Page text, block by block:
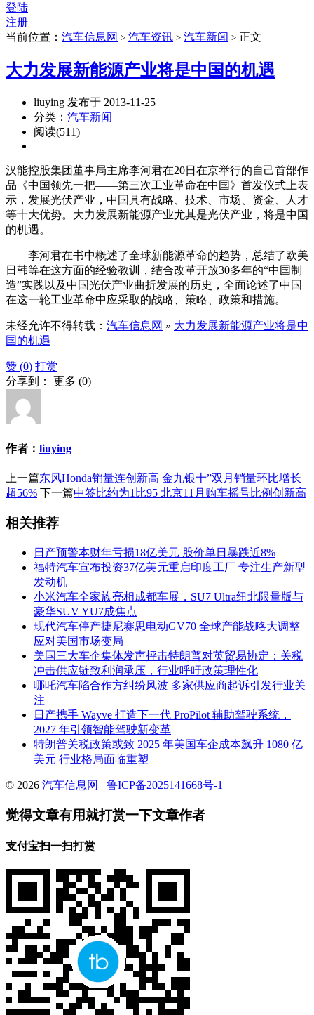
登陆
注册
当前位置： 汽车信息网 > 汽车资讯 > 汽车新闻 > 正文
大力发展新能源产业将是中国的机遇
liuying 发布于 2013-11-25
分类： 汽车新闻
阅读(511)
汉能控股集团董事局主席李河君在20日在京举行的自己首部作
品《中国领先一把——第三次工业革命在中国》首发仪式上表
示，发展光伏产业，中国具有战略、技术、市场、资金、人才
等十大优势。大力发展新能源产业尤其是光伏产业，将是中国
的机遇。
李河君在书中概述了全球新能源革命的趋势，总结了欧美
日韩等在这方面的经验教训，结合改革开放30多年的“中国制
造”实践以及中国光伏产业曲折发展的历史，全面论述了中国
在这一轮工业革命中应采取的战略、策略、政策和措施。
未经允许不得转载： 汽车信息网 » 大力发展新能源产业将是中
国的机遇
赞 (0) 打赏
分享到： 更多 (0)
作者： liuying
上一篇东风Honda销量连创新高 金九银十”双月销量环比增长
超56% 下一篇中签比约为1比95 北京11月购车摇号比例创新高
相关推荐
日产预警本财年亏损18亿美元 股价单日暴跌近8%
福特汽车宣布投资37亿美元重启印度工厂 专注生产新型
发动机
小米汽车全家族亮相成都车展，SU7 Ultra纽北限量版与
豪华SUV YU7成焦点
现代汽车停产捷尼赛思电动GV70 全球产能战略大调整
应对美国市场变局
美国三大车企集体发声抨击特朗普对英贸易协定：关税
冲击供应链致利润承压，行业呼吁政策理性化
哪吒汽车陷合作方纠纷风波 多家供应商起诉引发行业关
注
日产携手 Wayve 打造下一代 ProPilot 辅助驾驶系统，
2027 年引领智能驾驶新变革
特朗普关税政策或致 2025 年美国车企成本飙升 1080 亿
美元 行业格局面临重塑
© 2026 汽车信息网 鲁ICP备2025141668号-1
觉得文章有用就打赏一下文章作者
支付宝扫一扫打赏